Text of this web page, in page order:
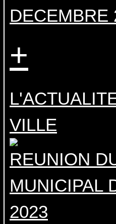
DECEMBRE
+
VILLE
REUNION
MUNICIPAL
2023